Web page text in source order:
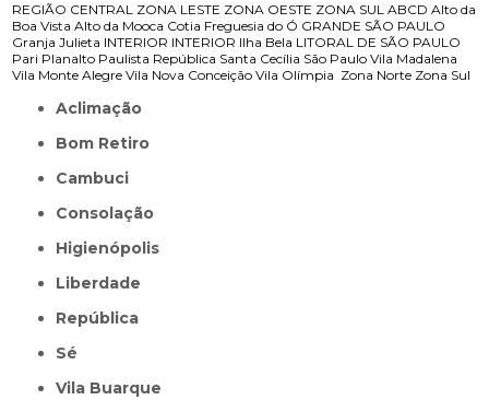
REGIÃO CENTRAL ZONA LESTE ZONA OESTE ZONA SUL ABCD Alto da
Boa Vista Alto da Mooca Cotia Freguesia do Ó GRANDE SÃO PAULO
Granja Julieta INTERIOR INTERIOR Ilha Bela LITORAL DE SÃO PAULO
Pari Planalto Paulista República Santa Cecília São Paulo Vila Madalena
Vila Monte Alegre Vila Nova Conceição Vila Olímpia Zona Norte Zona Sul
Aclimação
Bom Retiro
Cambuci
Consolação
Higienópolis
Liberdade
República
Sé
Vila Buarque